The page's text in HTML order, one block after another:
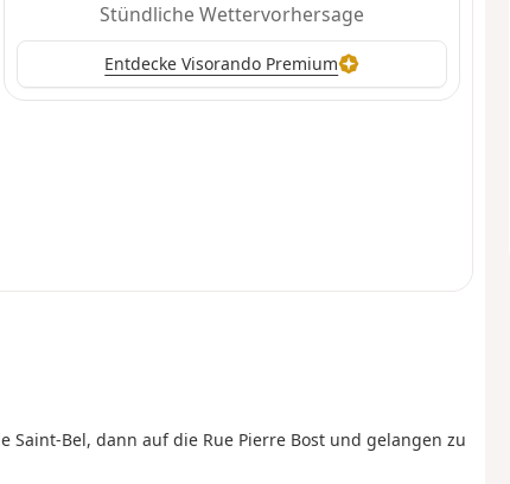
Stündliche Wettervorhersage
Entdecke Visorando Premium
Saint-Bel, dann auf die Rue Pierre Bost und gelangen zu